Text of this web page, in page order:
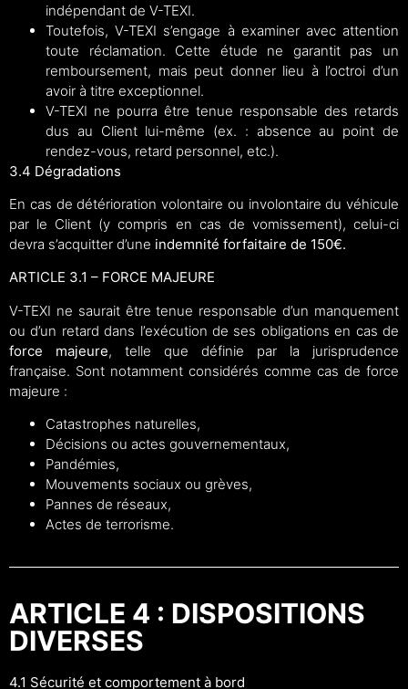
indépendant de V-TEXI.
Toutefois, V-TEXI s’engage à examiner avec attention
toute réclamation. Cette étude ne garantit pas un
remboursement, mais peut donner lieu à l’octroi d’un
avoir à titre exceptionnel.
V-TEXI ne pourra être tenue responsable des retards
dus au Client lui-même (ex. : absence au point de
rendez-vous, retard personnel, etc.).
3.4 Dégradations
En cas de détérioration volontaire ou involontaire du véhicule
par le Client (y compris en cas de vomissement), celui-ci
devra s’acquitter d’une indemnité forfaitaire de 150€.
ARTICLE 3.1 – FORCE MAJEURE
V-TEXI ne saurait être tenue responsable d’un manquement
ou d’un retard dans l’exécution de ses obligations en cas de
force majeure, telle que définie par la jurisprudence
française. Sont notamment considérés comme cas de force
majeure :
Catastrophes naturelles,
Décisions ou actes gouvernementaux,
Pandémies,
Mouvements sociaux ou grèves,
Pannes de réseaux,
Actes de terrorisme.
ARTICLE 4 : DISPOSITIONS
DIVERSES
4.1 Sécurité et comportement à bord